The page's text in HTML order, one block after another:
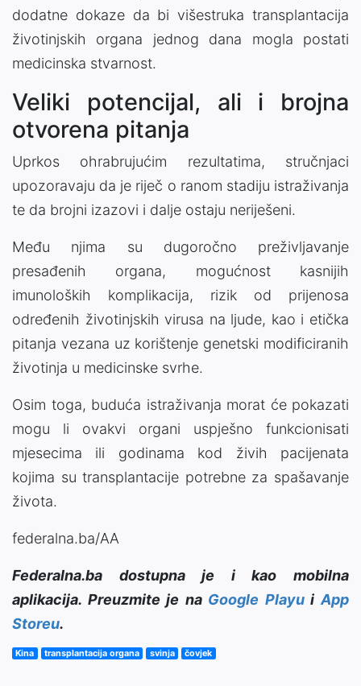
dodatne dokaze da bi višestruka transplantacija
životinjskih organa jednog dana mogla postati
medicinska stvarnost.
Veliki potencijal, ali i brojna
otvorena pitanja
Uprkos ohrabrujućim rezultatima, stručnjaci
upozoravaju da je riječ o ranom stadiju istraživanja
te da brojni izazovi i dalje ostaju neriješeni.
Među njima su dugoročno preživljavanje
presađenih organa, mogućnost kasnijih
imunoloških komplikacija, rizik od prijenosa
određenih životinjskih virusa na ljude, kao i etička
pitanja vezana uz korištenje genetski modificiranih
životinja u medicinske svrhe.
Osim toga, buduća istraživanja morat će pokazati
mogu li ovakvi organi uspješno funkcionisati
mjesecima ili godinama kod živih pacijenata
kojima su transplantacije potrebne za spašavanje
života.
federalna.ba/AA
Federalna.ba dostupna je i kao mobilna
aplikacija. Preuzmite je na Google PlayuiApp
Storeu.
Kina transplantacija organa svinja čovjek